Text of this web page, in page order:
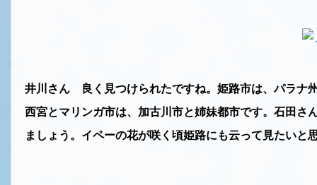
井川さん 良く見つけられたですね。姫路市は、パラナ
西宮とマリンガ市は、加古川市と姉妹都市です。石田
ましょう。イペーの花が咲く頃姫路にも云って見たい